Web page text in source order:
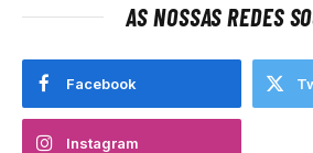
AS NOSSAS REDES
Facebook
Instagram